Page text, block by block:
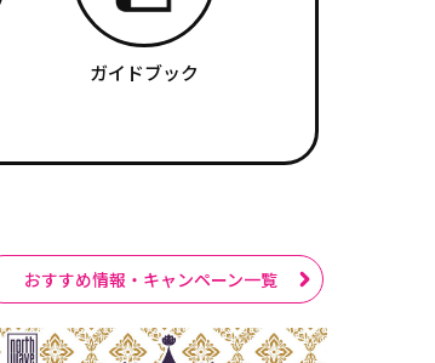
ガイドブック
おすすめ情報・キャンペーン一覧